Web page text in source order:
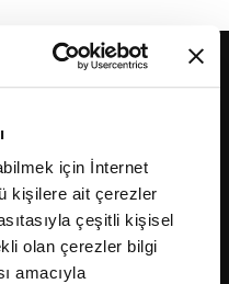
için İnternet
kişilere ait çerezler
çeşitli kişisel
olan çerezler bilgi
amacıyla